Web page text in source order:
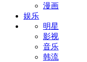
漫画
娱乐
明星
影视
音乐
韩流